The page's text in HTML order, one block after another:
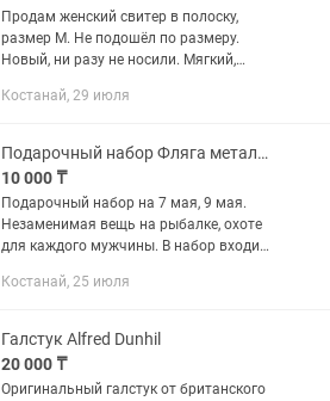
Продам женский свитер в полоску,
размер M. Не подошёл по размеру.
Новый, ни разу не носили. Мягкий,
Базовая вещь на каждый день.
Костанай, 29 июля
Подарочный набор Фляга металлическая с крышкой
10 000 ₸
Подарочный набор на 7 мая, 9 мая.
Незаменимая вещь на рыбалке, охоте
для каждого мужчины. В набор входит
4 рюмки Jack Daniels 3) Воронка для
Костанай, 25 июля
Галстук Alfred Dunhil
20 000 ₸
Оригинальный галстук от британского